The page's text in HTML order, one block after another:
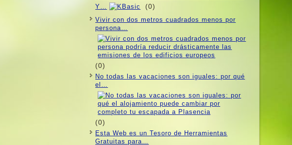
Y…
(0)
Vivir con dos metros cuadrados menos por
persona…
(0)
No todas las vacaciones son iguales: por qué
el…
(0)
Esta Web es un Tesoro de Herramientas
Gratuitas para…